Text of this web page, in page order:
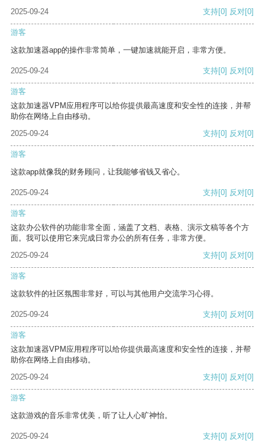
2025-09-24
支持[0] 反对[0]
游客
这款加速器app的操作非常简单，一键加速就能开启，非常方便。
2025-09-24 支持[0] 反对[0]
游客
这款加速器VPM应用程序可以给你提供最高速度和安全性的连接，并帮
助你在网络上自由移动。
2025-09-24
支持[0] 反对[0]
游客
这款app就像我的财务顾问，让我能够省钱又省心。
2025-09-24 支持[0] 反对[0]
游客
这款办公软件的功能非常全面，涵盖了文档、表格、演示文稿等各个方
面。我可以使用它来完成日常办公的所有任务，非常方便。
2025-09-24
支持[0] 反对[0]
游客
这款软件的社区氛围非常好，可以与其他用户交流学习心得。
2025-09-24 支持[0] 反对[0]
游客
这款加速器VPM应用程序可以给你提供最高速度和安全性的连接，并帮
助你在网络上自由移动。
2025-09-24
支持[0] 反对[0]
游客
这款游戏的音乐非常优美，听了让人心旷神怡。
2025-09-24 支持[0] 反对[0]